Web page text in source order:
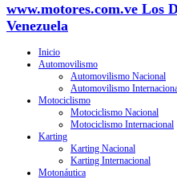
www.motores.com.ve Los
Venezuela
Inicio
Automovilismo
Automovilismo Nacional
Automovilismo
Motociclismo
Motociclismo Nacional
Motociclismo Internacional
Karting
Karting Nacional
Karting Internacional
Motonáutica